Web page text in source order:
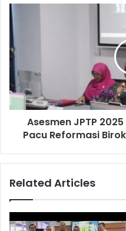
Asesmen JPTP
Pacu Reformasi
Related Articles